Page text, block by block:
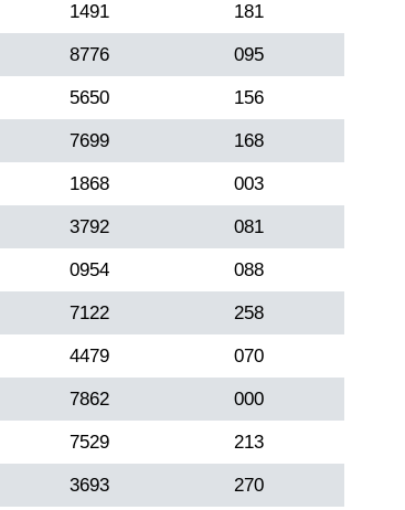
1491 181
8776 095
5650 156
7699 168
1868 003
3792 081
0954 088
7122 258
4479 070
7862 000
7529 213
3693 270